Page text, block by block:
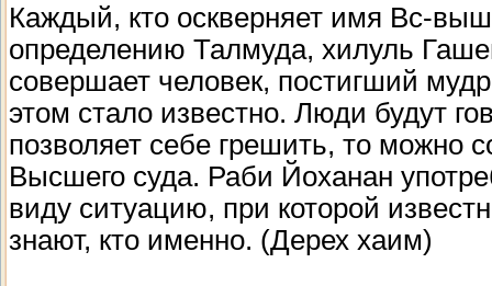
Каждый, кто оскверняет имя Вс-
определению Талмуда, хилуль
совершает человек, постигший
этом стало известно. Люди будут
позволяет себе грешить, то можно
Высшего суда. Раби Йоханан
виду ситуацию, при которой
знают, кто именно. (Дерех хаим)